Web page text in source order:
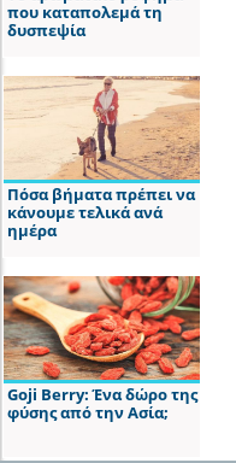
που καταπολεμά τη
δυσπεψία
Πόσα βήματα πρέπει να
κάνουμε τελικά ανά
ημέρα
Goji Berry: Ένα δώρο της
φύσης από την Ασία;